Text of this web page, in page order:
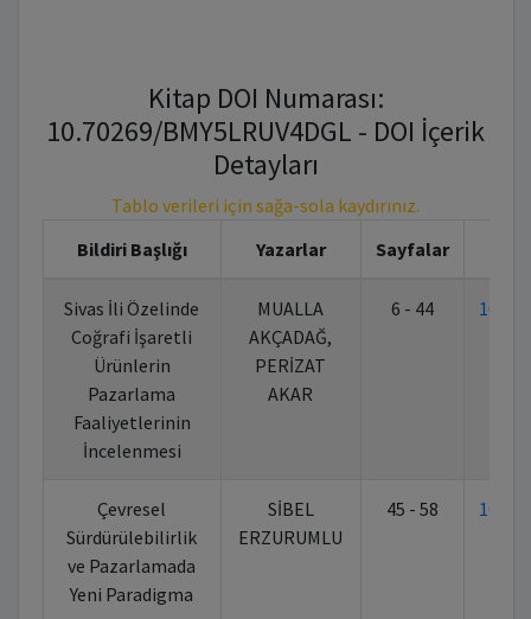
Kitap DOI Numarası:
10.70269/BMY5LRUV4DGL - DOI İçerik
Detayları
Tablo verileri için sağa-sola kaydırınız.
Bildiri Başlığı
Yazarlar Sayfalar
Sivas İli Özelinde
Coğrafi İşaretli
Ürünlerin
Pazarlama
Faaliyetlerinin
İncelenmesi
MUALLA
AKÇADAĞ,
PERİZAT
AKAR
6 - 44
Çevresel
Sürdürülebilirlik
ve Pazarlamada
Yeni Paradigma
SİBEL
ERZURUMLU
45 - 58